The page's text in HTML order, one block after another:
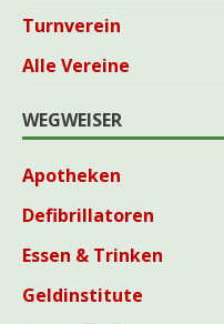
Turnverein
Alle Vereine
WEGWEISER
Apotheken
Defibrillatoren
Essen & Trinken
Geldinstitute